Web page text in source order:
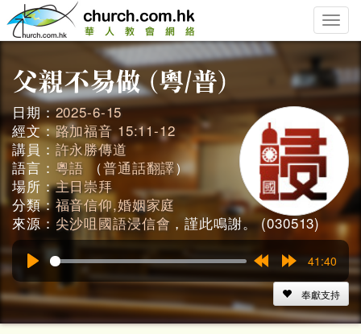
Toggle
日期：2025-6-15
經文：路加福音 15:11-12
講員：許永勝傳道
語言： 粵語 （普通話翻譯）
場所：主日崇拜
分類： 福音信仰,婚姻家庭
來源： 尖沙咀國語浸信會 ，謹此鳴謝。 (030513)
15s
15s
41:40
奉獻支持